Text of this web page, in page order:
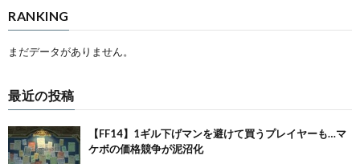
RANKING
まだデータがありません。
最近の投稿
【FF14】1ギル下げマンを避けて買うプレイヤーも…マ
ケボの価格競争が泥沼化